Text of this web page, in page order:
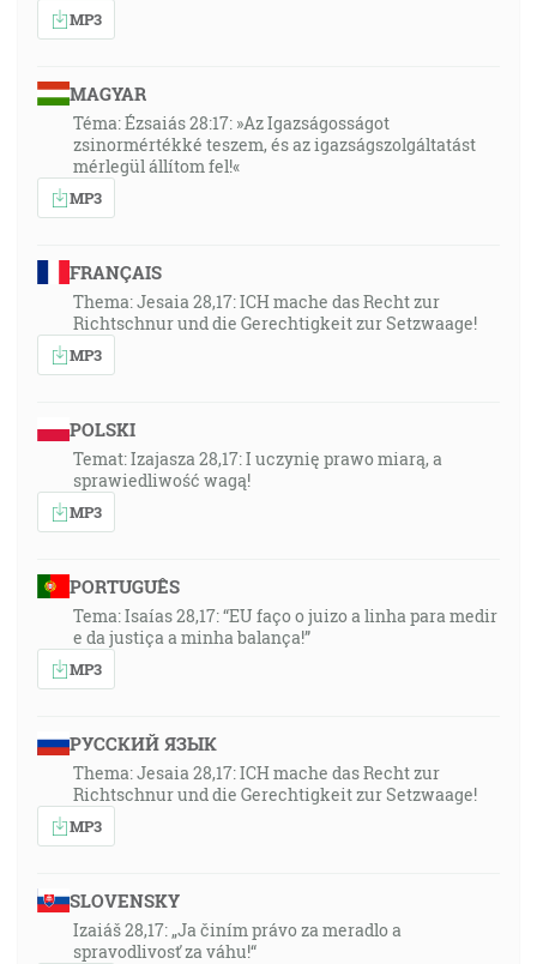
MP3
MAGYAR
Téma: Ézsaiás 28:17: »Az Igazságosságot
zsinormértékké teszem, és az igazságszolgáltatást
mérlegül állítom fel!«
MP3
FRANÇAIS
Thema: Jesaia 28,17: ICH mache das Recht zur
Richtschnur und die Gerechtigkeit zur Setzwaage!
MP3
POLSKI
Temat: Izajasza 28,17: I uczynię prawo miarą, a
sprawiedliwość wagą!
MP3
PORTUGUÊS
Tema: Isaías 28,17: “EU faço o juizo a linha para medir
e da justiça a minha balança!”
MP3
РУССКИЙ ЯЗЫК
Thema: Jesaia 28,17: ICH mache das Recht zur
Richtschnur und die Gerechtigkeit zur Setzwaage!
MP3
SLOVENSKY
Izaiáš 28,17: „Ja činím právo za meradlo a
spravodlivosť za váhu!“